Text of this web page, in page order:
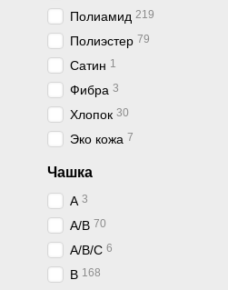
Полиамид 219
Полиэстер 79
Сатин 1
Фибра 3
Хлопок 30
Эко кожа 7
Чашка
A 3
A/B 70
A/B/C 6
B 168